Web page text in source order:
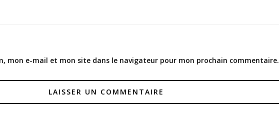
mon e-mail et mon site dans le navigateur pour mon prochain commentaire.